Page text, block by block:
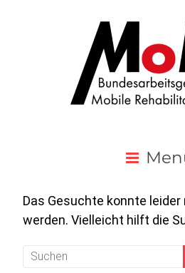
Das Gesuchte konnte
werden. Vielleicht hilft die
Search